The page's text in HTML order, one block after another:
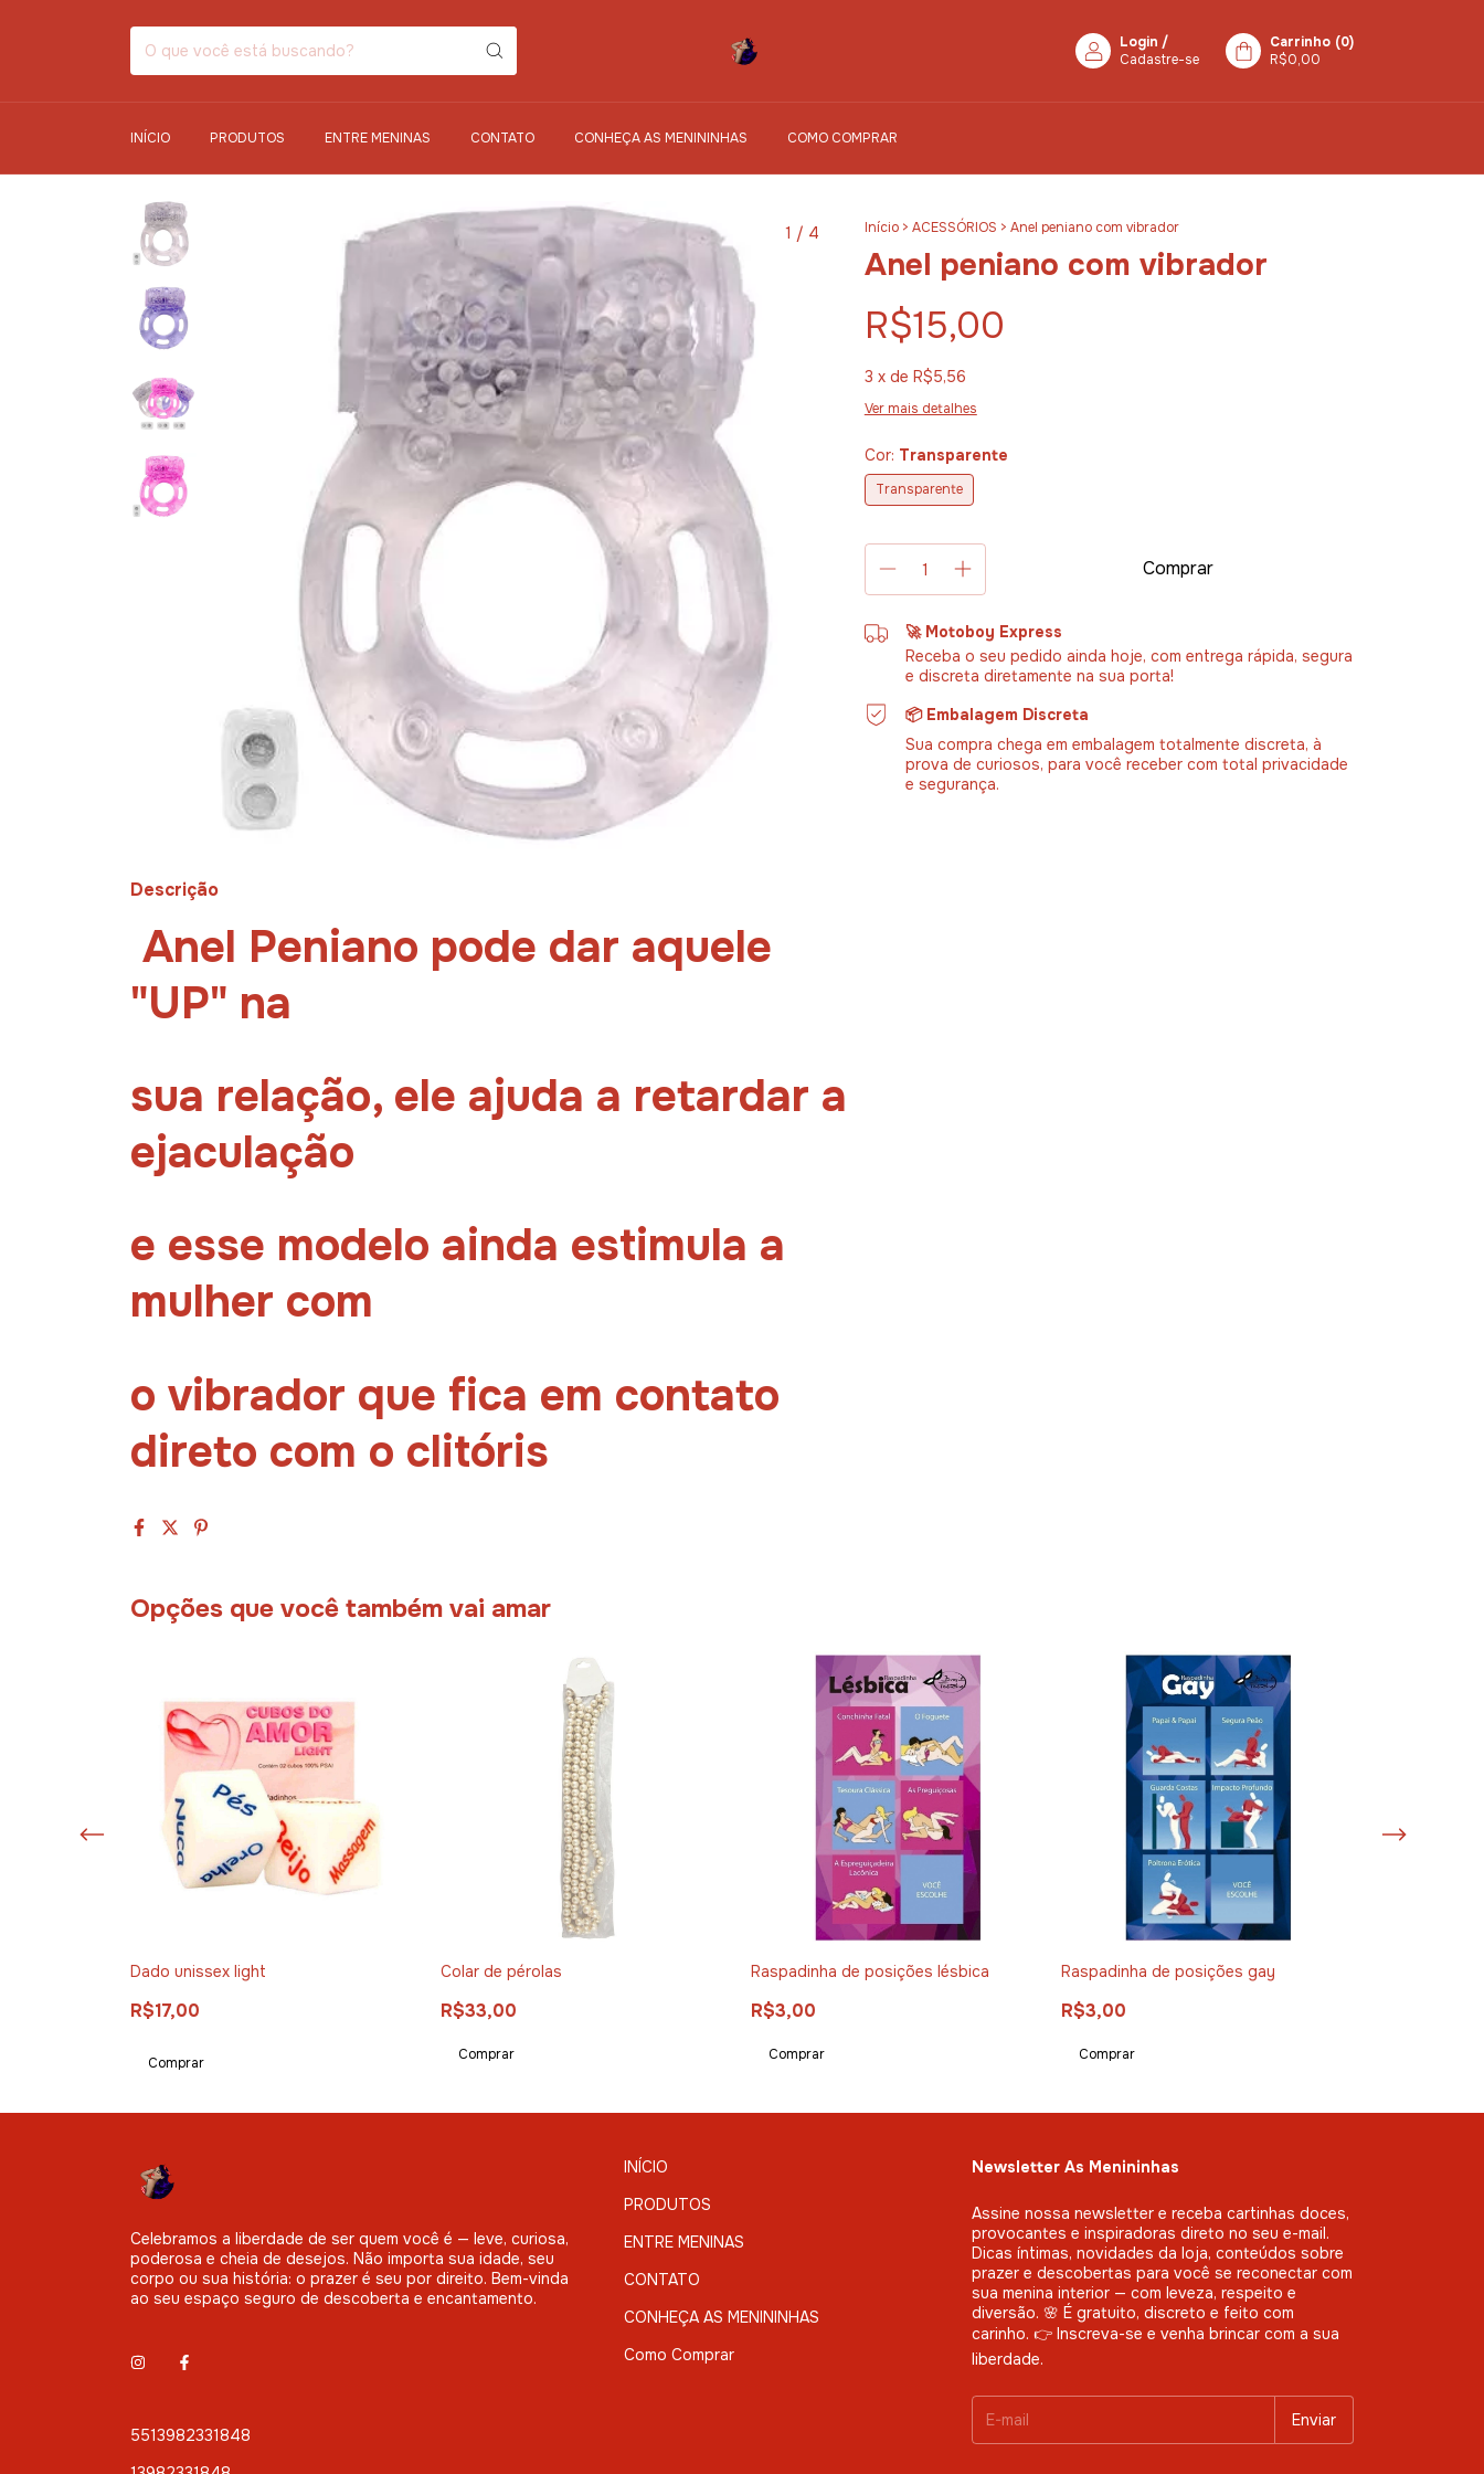
Login /
Cadastre-se
Carrinho (0)
R$0,00
INÍCIO PRODUTOS ENTRE MENINAS CONTATO CONHEÇA AS MENININHAS COMO COMPRAR
1 / 4 Início > ACESSÓRIOS > Anel peniano com vibrador
Anel peniano com vibrador
R$15,00
3 x de R$5,56
Ver mais detalhes
Cor: Transparente
Transparente
🚀 Motoboy Express
Receba o seu pedido ainda hoje, com entrega rápida, segura
e discreta diretamente na sua porta!
📦 Embalagem Discreta
Sua compra chega em embalagem totalmente discreta, à
prova de curiosos, para você receber com total privacidade
e segurança.
Descrição
Anel Peniano pode dar aquele
"UP" na
sua relação, ele ajuda a retardar a
ejaculação
e esse modelo ainda estimula a
mulher com
o vibrador que fica em contato
direto com o clitóris
Opções que você também vai amar
Dado unissex light
R$17,00
Colar de pérolas
R$33,00
Raspadinha de posições lésbica
R$3,00
Raspadinha de posições gay
R$3,00
Celebramos a liberdade de ser quem você é — leve, curiosa,
poderosa e cheia de desejos. Não importa sua idade, seu
corpo ou sua história: o prazer é seu por direito. Bem-vinda
ao seu espaço seguro de descoberta e encantamento.
5513982331848
INÍCIO
PRODUTOS
ENTRE MENINAS
CONTATO
CONHEÇA AS MENININHAS
Como Comprar
Newsletter As Menininhas
Assine nossa newsletter e receba cartinhas doces,
provocantes e inspiradoras direto no seu e-mail.
Dicas íntimas, novidades da loja, conteúdos sobre
prazer e descobertas para você se reconectar com
sua menina interior — com leveza, respeito e
diversão. 🌸 É gratuito, discreto e feito com
carinho. 👉 Inscreva-se e venha brincar com a sua
liberdade.